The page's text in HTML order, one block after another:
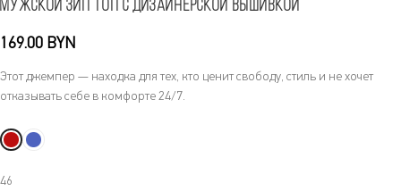
Мужской зип топ с дизайнерской вышивкой
169.00 BYN
Этот джемпер — находка для тех, кто ценит свободу, стиль и не хочет
отказывать себе в комфорте 24/7.
46